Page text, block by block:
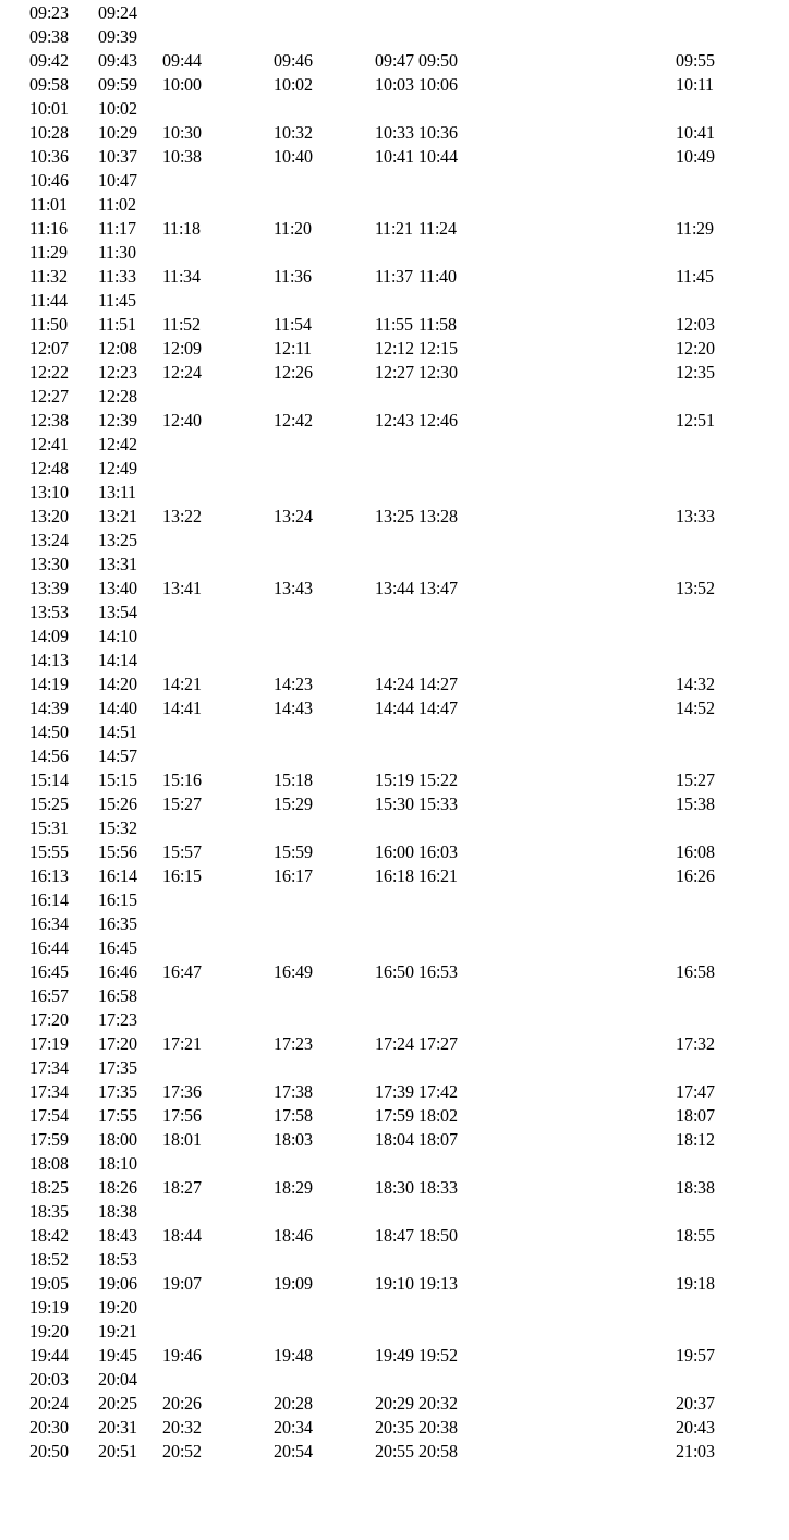
09:23
09:24
09:38
09:39
09:42 09:43 09:44 09:46 09:47 09:50
09:55
09:58 09:59 10:00 10:02 10:03 10:06
10:11
10:01
10:02
10:28 10:29 10:30 10:32 10:33 10:36
10:41
10:36 10:37 10:38 10:40 10:41 10:44
10:49
10:46
10:47
11:01
11:02
11:16 11:17 11:18 11:20 11:21 11:24
11:29
11:29
11:30
11:32 11:33 11:34 11:36 11:37 11:40
11:45
11:44
11:45
11:50 11:51 11:52 11:54 11:55 11:58
12:03
12:07 12:08 12:09 12:11 12:12 12:15
12:20
12:22 12:23 12:24 12:26 12:27 12:30
12:35
12:27
12:28
12:38 12:39 12:40 12:42 12:43 12:46
12:51
12:41
12:42
12:48
12:49
13:10
13:11
13:20 13:21 13:22 13:24 13:25 13:28
13:33
13:24
13:25
13:30
13:31
13:39 13:40 13:41 13:43 13:44 13:47
13:52
13:53
13:54
14:09
14:10
14:13
14:14
14:19 14:20 14:21 14:23 14:24 14:27
14:32
14:39 14:40 14:41 14:43 14:44 14:47
14:52
14:50
14:51
14:56
14:57
15:14 15:15 15:16 15:18 15:19 15:22
15:27
15:25 15:26 15:27 15:29 15:30 15:33
15:38
15:31
15:32
15:55 15:56 15:57 15:59 16:00 16:03
16:08
16:13 16:14 16:15 16:17 16:18 16:21
16:26
16:14
16:15
16:34
16:35
16:44
16:45
16:45 16:46 16:47 16:49 16:50 16:53
16:58
16:57
16:58
17:20
17:23
17:19 17:20 17:21 17:23 17:24 17:27
17:32
17:34
17:35
17:34 17:35 17:36 17:38 17:39 17:42
17:47
17:54 17:55 17:56 17:58 17:59 18:02
18:07
17:59 18:00 18:01 18:03 18:04 18:07
18:12
18:08
18:10
18:25 18:26 18:27 18:29 18:30 18:33
18:38
18:35
18:38
18:42 18:43 18:44 18:46 18:47 18:50
18:55
18:52
18:53
19:05 19:06 19:07 19:09 19:10 19:13
19:18
19:19
19:20
19:20
19:21
19:44 19:45 19:46 19:48 19:49 19:52
19:57
20:03
20:04
20:24 20:25 20:26 20:28 20:29 20:32
20:37
20:30 20:31 20:32 20:34 20:35 20:38
20:43
20:50 20:51 20:52 20:54 20:55 20:58
21:03